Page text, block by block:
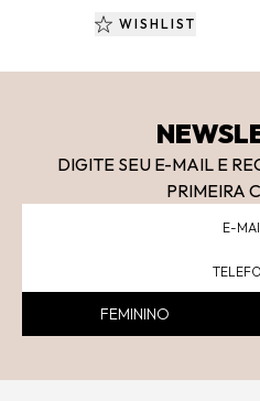
WISHLIST
DIGITE SEU E-MAIL E
PRIMEIRA
FEMININO